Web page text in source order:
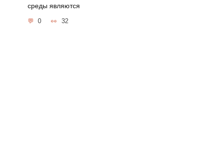
среды являются
0 32